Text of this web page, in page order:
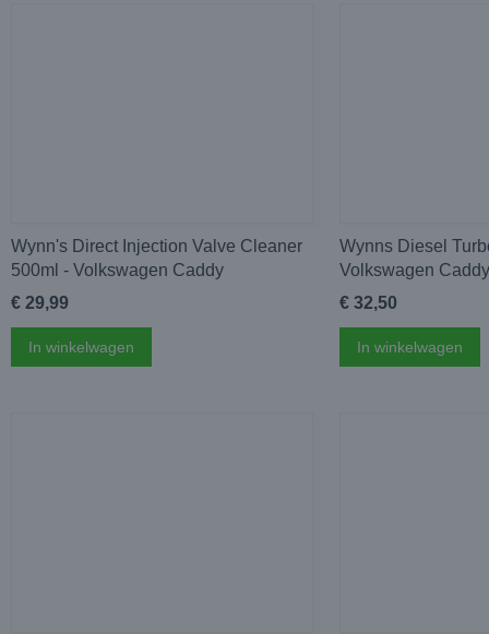
Wynn's Direct Injection Valve Cleaner
500ml - Volkswagen Caddy
€ 29,99
In winkelwagen
Wynns Diesel
Volkswagen
€ 32,50
In winkelwagen